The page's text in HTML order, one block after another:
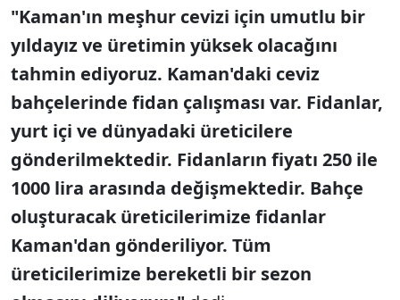
"Kaman'ın meşhur cevizi için umutlu bir
yıldayız ve üretimin yüksek olacağını
tahmin ediyoruz. Kaman'daki ceviz
bahçelerinde fidan çalışması var. Fidanlar,
yurt içi ve dünyadaki üreticilere
gönderilmektedir. Fidanların fiyatı 250 ile
1000 lira arasında değişmektedir. Bahçe
oluşturacak üreticilerimize fidanlar
Kaman'dan gönderiliyor. Tüm
üreticilerimize bereketli bir sezon